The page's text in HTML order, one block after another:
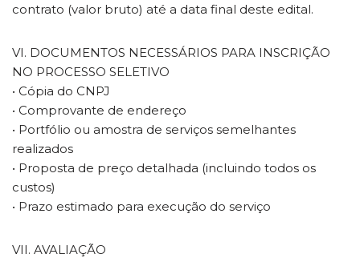
contrato (valor bruto) até a data final deste edital.
VI. DOCUMENTOS NECESSÁRIOS PARA INSCRIÇÃO
NO PROCESSO SELETIVO
• Cópia do CNPJ
• Comprovante de endereço
• Portfólio ou amostra de serviços semelhantes
realizados
• Proposta de preço detalhada (incluindo todos os
custos)
• Prazo estimado para execução do serviço
VII. AVALIAÇÃO